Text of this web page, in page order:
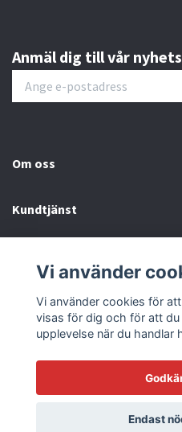
Anmäl dig till vår
Om oss
Kundtjänst
Sociala medier
© 2026 Racetrack by
Vi använder
Vi använder cookies för
visas för dig och för att
upplevelse när du handlar
Endast